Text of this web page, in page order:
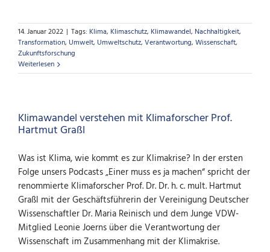
14. Januar 2022 | Tags: Klima, Klimaschutz, Klimawandel, Nachhaltigkeit,
Transformation, Umwelt, Umweltschutz, Verantwortung, Wissenschaft,
Zukunftsforschung
Weiterlesen
Klimawandel verstehen mit Klimaforscher Prof.
Hartmut Graßl
Was ist Klima, wie kommt es zur Klimakrise? In der ersten
Folge unsers Podcasts „Einer muss es ja machen“ spricht der
renommierte Klimaforscher Prof. Dr. Dr. h. c. mult. Hartmut
Graßl mit der Geschäftsführerin der Vereinigung Deutscher
Wissenschaftler Dr. Maria Reinisch und dem Junge VDW-
Mitglied Leonie Joerns über die Verantwortung der
Wissenschaft im Zusammenhang mit der Klimakrise.